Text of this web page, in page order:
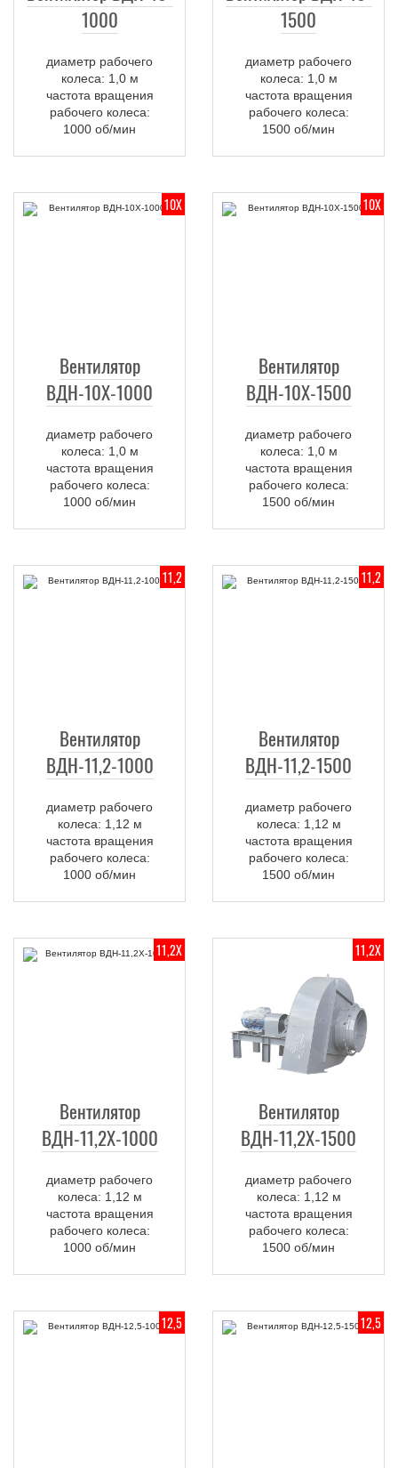
1000
диаметр рабочего
колеса: 1,0 м
частота вращения
рабочего колеса:
1000 об/мин
1500
диаметр рабочего
колеса: 1,0 м
частота вращения
рабочего колеса:
1500 об/мин
10Х
Вентилятор
ВДН-10Х-1000
диаметр рабочего
колеса: 1,0 м
частота вращения
рабочего колеса:
1000 об/мин
10Х
Вентилятор
ВДН-10Х-1500
диаметр рабочего
колеса: 1,0 м
частота вращения
рабочего колеса:
1500 об/мин
11,2
Вентилятор
ВДН-11,2-1000
диаметр рабочего
колеса: 1,12 м
частота вращения
рабочего колеса:
1000 об/мин
11,2
Вентилятор
ВДН-11,2-1500
диаметр рабочего
колеса: 1,12 м
частота вращения
рабочего колеса:
1500 об/мин
11,2Х
Вентилятор
ВДН-11,2Х-1000
диаметр рабочего
колеса: 1,12 м
частота вращения
рабочего колеса:
1000 об/мин
11,2Х
Вентилятор
ВДН-11,2Х-1500
диаметр рабочего
колеса: 1,12 м
частота вращения
рабочего колеса:
1500 об/мин
12,5 12,5